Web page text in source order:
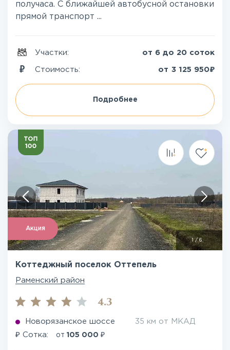
получаса. С ближайшей автобусной остановки
прямой транспорт ...
Участки: от 6 до 20 соток
Стоимость: от 3 125 950₽
Подробнее
Акция
1/6
Коттеджный поселок Оттепель
Раменский район
4.3
Новорязанское шоссе 35 км от МКАД
₽ Сотка: от 105 000 ₽